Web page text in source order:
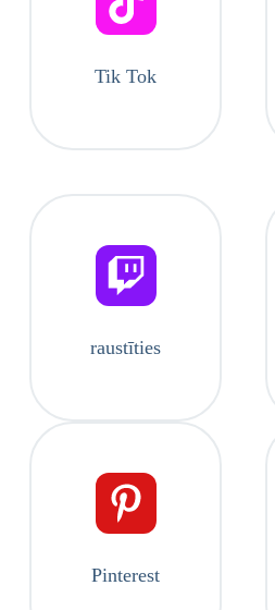
Tik Tok
raustīties
Pinterest